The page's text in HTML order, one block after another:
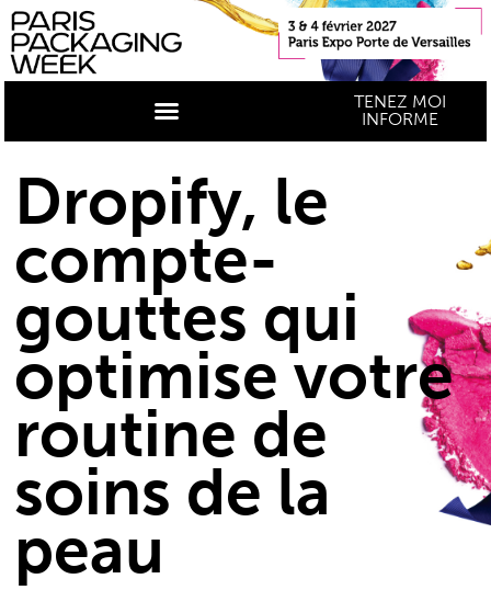
TENEZ MOI
INFORME
Dropify, le
compte-
gouttes qui
optimise votre
routine de
soins de la
peau